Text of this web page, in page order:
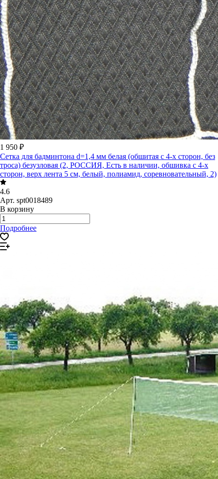
1 950 ₽
Сетка для бадминтона d=1,4 мм белая (обшитая с 4-х сторон, без
троса) безузловая (2, РОССИЯ, Есть в наличии, обшивка с 4-х
сторон, верх лента 5 см, белый, полиамид, соревновательный, 2)
4.6
Арт. spt0018489
В корзину
Подробнее